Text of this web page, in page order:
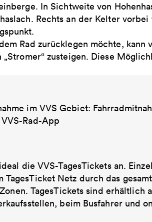
In Sichtweite von
Rechts an der Kelter
Rad zurücklegen möchte, kann
zusteigen. Diese
im VVS Gebiet:
Rad-App
die VVS-TagesTickets an.
TagesTicket Netz durch das
TagesTickets sind erhältlich
beim Busfahrer und